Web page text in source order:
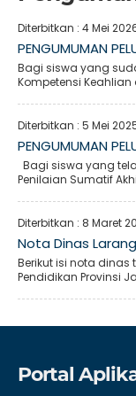
Diterbitkan : 4 Mei
PENGUMUMAN
Bagi siswa yang
Kompetensi
Diterbitkan : 5 Mei
PENGUMUMAN
Bagi siswa yang
Penilaian Sumatif
Diterbitkan : 8 Maret
Nota Dinas
Berikut isi nota dinas
Pendidikan Provinsi
Portal